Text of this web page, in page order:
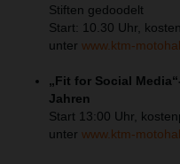
Stiften gedoodelt
Start: 10.30 Uhr,
unter www.ktm-
„Fit for Social
Jahren
Start 13:00 Uhr,
unter www.ktm-